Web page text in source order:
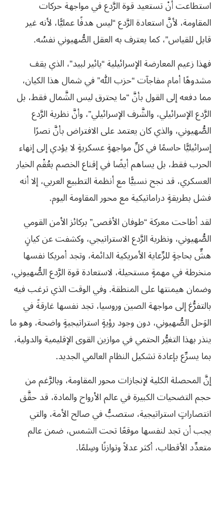
استطاعت أنْ تستعيد قوة الرَّدع في مواجهة حركات
المقاومة، لأنَّ استعادة الرَّدع “ليس هدفًا عمليًّا، لأنه غير
قابل للقياس”، كما يعترف به العقل الصُّهيوني نفسُه.
فهذا زعيم المعارضة الإسرائيلية “يائير لبيد”، الذي يقف
مشدوهًا أمام مفاجآت “حزب الله” في شمال هذا الكيان،
مما دفعه إلى القول بأنَّ “ما يحترق ليس الشَّمال فقط، بل
الرَّدع الإسرائيلي، والشَّرف الإسرائيلي”، وأنَّ نظرية الرَّدع
الصُّهيوني، والذي كان يعتمد على الافتراض بأنَّ نصرًا
إسرائيليًّا حاسمًا في كلِّ مواجهةٍ عسكريةٍ لا يؤدي إلى إنهاء
الحرب فقط، بل يساهم أيضًا في إقناع الخصم بعُقْم الخيار
العسكري، قد نجح نسبيًّا مع أنظمة التطبيع العربي، إلا أنه
فشل بطريقةٍ دراماتيكية مع محور المقاومة اليوم.
لقد أطاحت معركة “طوفان الأقصى” بركائز الأمن القومي
الصُّهيوني، ونظرية الرَّدع الاستراتيجي، وكشفت عن كيانٍ
هشٍّ بحاجةٍ للرِّعاية الأمريكية الدائمة، وتجد أمريكا نفسها
منخرطة في مهمةٍ مستحيلة، لاستعادة قوة الرَّدع الصُّهيوني،
وضمان هيمنتها على المنطقة. وفي الوقت الذي ترغب فيه
بالتفرُّغ إلى مواجهة الصين وروسيا، تجد نفسها غارقةً في
الوَحل الصُّهيوني، دون وجود رؤيةٍ استراتيجيةٍ واضحة، وهو ما
ينذر بهذا التغيُّر الحتمي في موازين القوى الإقليمية والدولية،
بما يسرِّع بإعادة تشكيل النظام العالمي الجديد.
إنَّ المحصلة الكلية لإنجازات محور المقاومة، وبالرَّغم من
حجم التضحيات الكبيرة في عالم الأرواح والمادة، قد حقَّق
انتصاراتٍ استراتيجية، ستصبُّ في صالح الأمة، والتي
يجب أن تجد لنفسها موقعًا تحت الشمس، ضمن عالم
متعدِّد الأقطاب، أكثر عدلاً وتوازنًا وسِلمًا.